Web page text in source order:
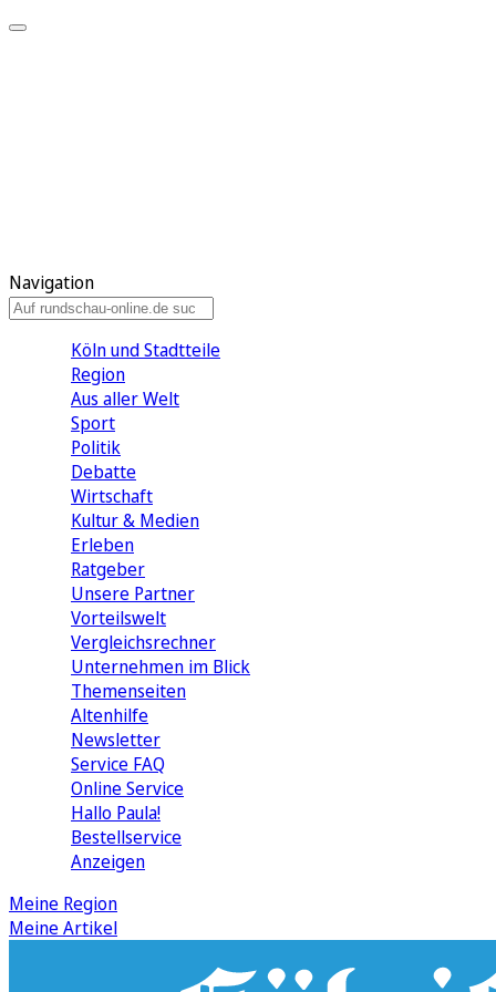
Navigation
Köln und Stadtteile
Region
Aus aller Welt
Sport
Politik
Debatte
Wirtschaft
Kultur & Medien
Erleben
Ratgeber
Unsere Partner
Vorteilswelt
Vergleichsrechner
Unternehmen im Blick
Themenseiten
Altenhilfe
Newsletter
Service FAQ
Online Service
Hallo Paula!
Bestellservice
Anzeigen
Meine Region
Meine Artikel